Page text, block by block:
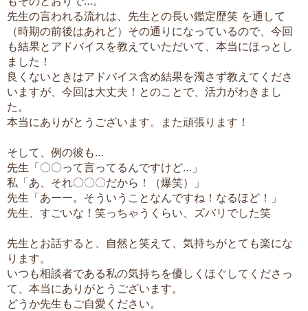
先生の言われる流れは、先生との長い鑑定歴笑 を通して
（時期の前後はあれど）その通りになっているので、今回
も結果とアドバイスを教えていただいて、本当にほっとし
ました！
良くないときはアドバイス含め結果を濁さず教えてくださ
いますが、今回は大丈夫！とのことで、活力がわきまし
た。
本当にありがとうございます。また頑張ります！
そして、例の彼も…
先生「〇〇って言ってるんですけど…」
私「あ、それ〇〇〇だから！（爆笑）」
先生「あーー。そういうことなんですね！なるほど！」
先生、すごいな！笑っちゃうくらい、ズバリでした笑
先生とお話すると、自然と笑えて、気持ちがとても楽にな
ります。
いつも相談者である私の気持ちを優しくほぐしてくださっ
て、本当にありがとうございます。
どうか先生もご自愛ください。